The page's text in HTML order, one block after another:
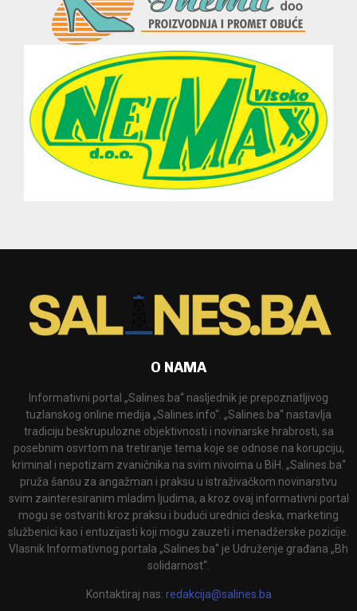
O NAMA
Informativni portal „Salines.ba“ nasljednik je prepoznatljivog
tuzlanskog online medija „Salines.info“. „Salines.ba“ nastavlja
tradiciju beskrupulozne objektivnosti i novinarske hrabrosti, sa
posebnim osvrtom na tretiranje tema koje se odnose na korupciju,
kriminal i nepotizam zvaničnika na svim nivoima u BiH. „Salines.ba“
pruža šansu za angažman i praksu u istraživačkom novinarstvu
svim zainteresiranim mladim ljudima, a kroz ovaj informativni portal
mogu se ostvariti kroz praksu i budući urednici deska, marketing
službenici kao i entuzijasti koji mogu zauzeti i menadžerske pozicije.
Vlasnik Informativnog portala „Salines.ba“ je Udruženje građana „Bh
solidarnost“.
Kontaktiraj nas: redakcija@salines.ba